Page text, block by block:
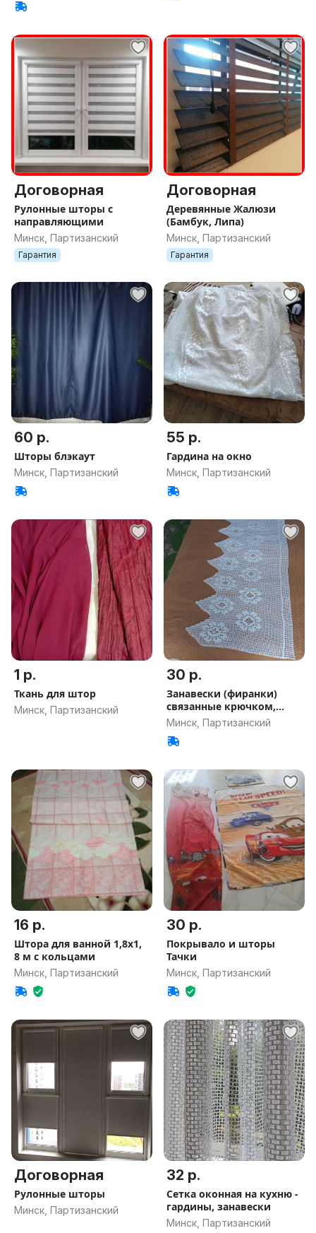
Договорная
Рулонные шторы с
направляющими
Минск, Партизанский
Гарантия
Договорная
Деревянные Жалюзи
(Бамбук, Липа)
Минск, Партизанский
Гарантия
60 р.
Шторы блэкаут
Минск, Партизанский
55 р.
Гардина на окно
Минск, Партизанский
1 р.
Ткань для штор
Минск, Партизанский
30 р.
Занавески (фиранки)
связанные крючком,
винтаж Герм
Минск, Партизанский
16 р.
Штора для ванной 1,8х1,
8 м с кольцами
Минск, Партизанский
30 р.
Покрывало и шторы
Тачки
Минск, Партизанский
Договорная
Рулонные шторы
Минск, Партизанский
32 р.
Сетка оконная на кухню -
гардины, занавески
Минск, Партизанский